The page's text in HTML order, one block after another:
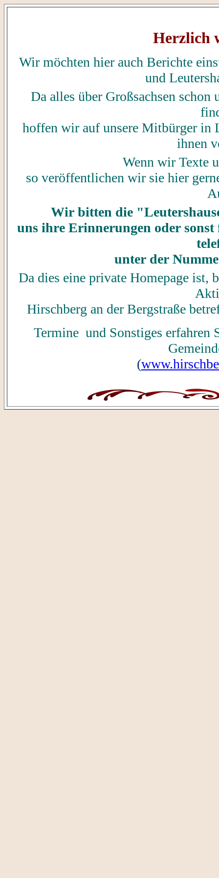
Herzlich
Wir möchten hier auch Berichte
und
Da alles über Großsachsen schon
hoffen wir auf unsere Mitbürger in
ihnen
Wenn wir Texte
so veröffentlichen wir sie hier
Wir bitten die
uns ihre Erinnerungen oder
unter der
Da dies eine private Homepage ist,
Hirschberg an der Bergstraße
Termine und Sonstiges erfahren
(